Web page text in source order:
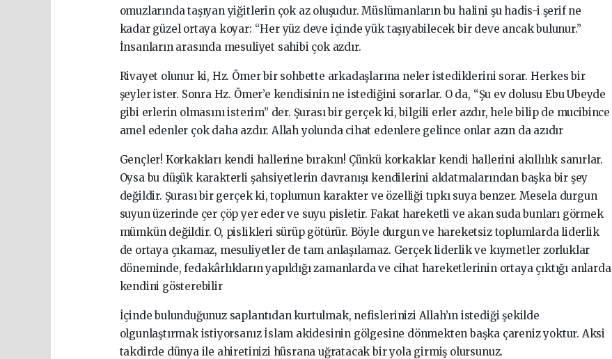
omuzlarında taşıyan yiğitlerin çok az oluşudur. Müslümanların bu halini şu hadis-i şerif ne
kadar güzel ortaya koyar: “Her yüz deve içinde yük taşıyabilecek bir deve ancak bulunur.”
İnsanların arasında mesuliyet sahibi çok azdır.
Rivayet olunur ki, Hz. Ömer bir sohbette arkadaşlarına neler istediklerini sorar. Herkes bir
şeyler ister. Sonra Hz. Ömer’e kendisinin ne istediğini sorarlar. O da, “Şu ev dolusu Ebu Ubeyde
gibi erlerin olmasını isterim” der. Şurası bir gerçek ki, bilgili erler azdır, hele bilip de mucibince
amel edenler çok daha azdır. Allah yolunda cihat edenlere gelince onlar azın da azıdır
Gençler! Korkakları kendi hallerine bırakın! Çünkü korkaklar kendi hallerini akıllılık sanırlar.
Oysa bu düşük karakterli şahsiyetlerin davranışı kendilerini aldatmalarından başka bir şey
değildir. Şurası bir gerçek ki, toplumun karakter ve özelliği tıpkı suya benzer. Mesela durgun
suyun üzerinde çer çöp yer eder ve suyu pisletir. Fakat hareketli ve akan suda bunları görmek
mümkün değildir. O, pislikleri sürüp götürür. Böyle durgun ve hareketsiz toplumlarda liderlik
de ortaya çıkamaz, mesuliyetler de tam anlaşılamaz. Gerçek liderlik ve kıymetler zorluklar
döneminde, fedakârlıkların yapıldığı zamanlarda ve cihat hareketlerinin ortaya çıktığı anlarda
kendini gösterebilir
İçinde bulunduğunuz saplantıdan kurtulmak, nefislerinizi Allah’ın istediği şekilde
olgunlaştırmak istiyorsanız İslam akidesinin gölgesine dönmekten başka çareniz yoktur. Aksi
takdirde dünya ile ahiretinizi hüsrana uğratacak bir yola girmiş olursunuz.